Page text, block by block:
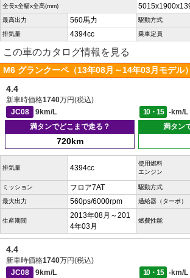
全長x全幅x全高(mm)
最高出力 560馬力 駆動方式
排気量 4394cc 乗車定員
この車のカタログ情報を見る
M6 グランクーペ（13年08月～14年03月モデル
4.4
新車時価格1740万円(税込)
JC08
9km/L 10・15
-km/L
満タンでどこまで走る？
720km
満タン
排気量 4394cc
使用燃料
エンジン
ミッション フロア7AT 駆動方式
最大出力 560ps/6000rpm 過給器（ターボ）
生産期間
2013年08月～201
4年03月
燃費性能
4.4
新車時価格1740万円(税込)
JC08
9km/L 10・15
-km/L